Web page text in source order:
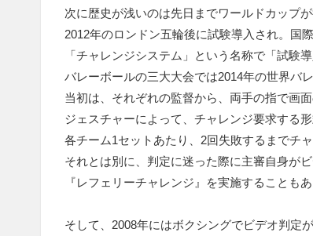
次に歴史が浅いのは先日までワールドカップが
2012年のロンドン五輪後に試験導入され。国
「チャレンジシステム」という名称で「試験
バレーボールの三大大会では2014年の世界バ
当初は、それぞれの監督から、両手の指で画
ジェスチャーによって、チャレンジ要求する形
各チーム1セットあたり、2回失敗するまでチャ
それとは別に、判定に迷った際に主審自身が
『レフェリーチャレンジ』を実施することも
そして、2008年にはボクシングでビデオ判定